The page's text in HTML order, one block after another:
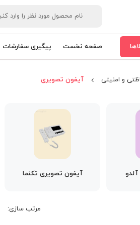
صفحه نخست پیگیری سفارشات
و امنیتی آیفون تصویری
آیفون تصویری تکنما
مرتب‌ سازی: